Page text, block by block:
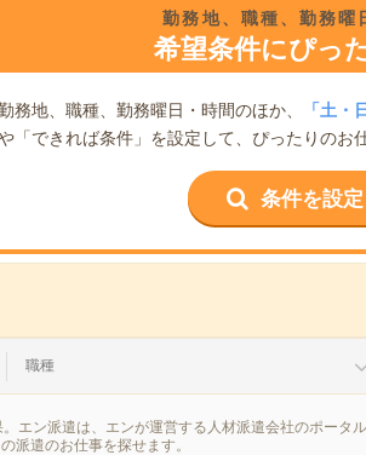
勤務地、職種、勤務曜
希望条件にぴっ
務地、職種、勤務曜日・時間のほか、 「土・
「できれば条件」を設定して、ぴったりのお
条件を設
職種
エン派遣は、エンが運営する人材派遣会社のポータ
派遣のお仕事を探せます。